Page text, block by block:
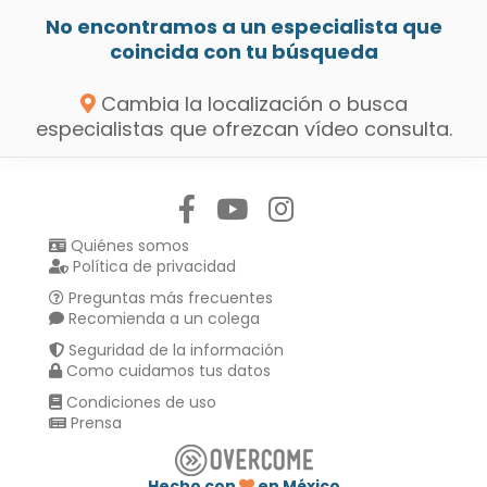
No encontramos a un especialista que
coincida con tu búsqueda
Cambia la localización o busca
especialistas que ofrezcan vídeo consulta.
Quiénes somos
Política de privacidad
Preguntas más frecuentes
Recomienda a un colega
Seguridad de la información
Como cuidamos tus datos
Condiciones de uso
Prensa